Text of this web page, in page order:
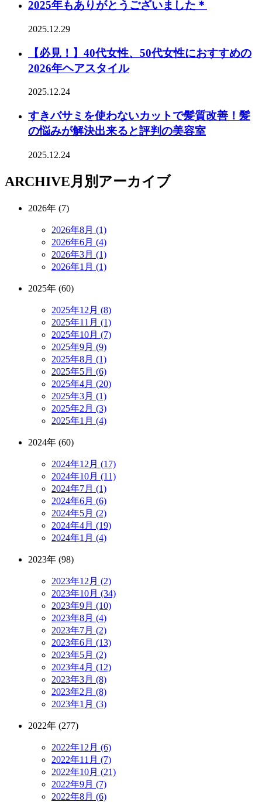
2025年もありがとうございました＊
2025.12.29
【必見！】40代女性、50代女性におすすめの
2026年ヘアスタイル
2025.12.24
すきバサミを使わないカットで髪質改善！髪
の悩みが解決出来ると評判の美容室
2025.12.24
ARCHIVE月別アーカイブ
2026年 (7)
2026年8月 (1)
2026年6月 (4)
2026年3月 (1)
2026年1月 (1)
2025年 (60)
2025年12月 (8)
2025年11月 (1)
2025年10月 (7)
2025年9月 (9)
2025年8月 (1)
2025年5月 (6)
2025年4月 (20)
2025年3月 (1)
2025年2月 (3)
2025年1月 (4)
2024年 (60)
2024年12月 (17)
2024年10月 (11)
2024年7月 (1)
2024年6月 (6)
2024年5月 (2)
2024年4月 (19)
2024年1月 (4)
2023年 (98)
2023年12月 (2)
2023年10月 (34)
2023年9月 (10)
2023年8月 (4)
2023年7月 (2)
2023年6月 (13)
2023年5月 (2)
2023年4月 (12)
2023年3月 (8)
2023年2月 (8)
2023年1月 (3)
2022年 (277)
2022年12月 (6)
2022年11月 (7)
2022年10月 (21)
2022年9月 (7)
2022年8月 (6)